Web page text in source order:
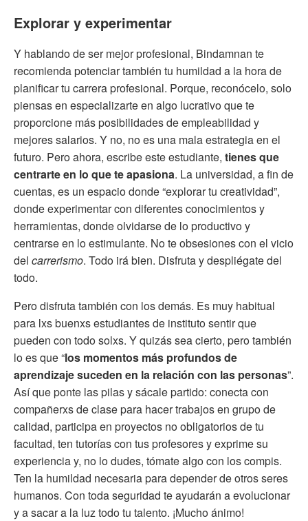
Explorar y experimentar
Y hablando de ser mejor profesional, Bindamnan te
recomienda potenciar también tu humildad a la hora de
planificar tu carrera profesional. Porque, reconócelo, solo
piensas en especializarte en algo lucrativo que te
proporcione más posibilidades de empleabilidad y
mejores salarios. Y no, no es una mala estrategia en el
futuro. Pero ahora, escribe este estudiante, tienes que
centrarte en lo que te apasiona. La universidad, a fin de
cuentas, es un espacio donde “explorar tu creatividad”,
donde experimentar con diferentes conocimientos y
herramientas, donde olvidarse de lo productivo y
centrarse en lo estimulante. No te obsesiones con el vicio
del carrerismo. Todo irá bien. Disfruta y despliégate del
todo.
Pero disfruta también con los demás. Es muy habitual
para lxs buenxs estudiantes de instituto sentir que
pueden con todo solxs. Y quizás sea cierto, pero también
lo es que “los momentos más profundos de
aprendizaje suceden en la relación con las personas”.
Así que ponte las pilas y sácale partido: conecta con
compañerxs de clase para hacer trabajos en grupo de
calidad, participa en proyectos no obligatorios de tu
facultad, ten tutorías con tus profesores y exprime su
experiencia y, no lo dudes, tómate algo con los compis.
Ten la humildad necesaria para depender de otros seres
humanos. Con toda seguridad te ayudarán a evolucionar
y a sacar a la luz todo tu talento. ¡Mucho ánimo!